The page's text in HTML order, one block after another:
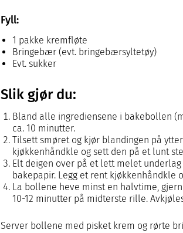
Fyll:
1 pakke kremfløte
Bringebær (evt. bringebærsyltetøy)
Evt. sukker
Slik gjør du:
Bland alle ingrediensene i bakebollen
ca. 10 minutter.
Tilsett smøret og kjør blandingen på
kjøkkenhåndkle og sett den på et lunt
Elt deigen over på et lett melet
bakepapir. Legg et rent kjøkkenhåndkle
La bollene heve minst en halvtime,
10-12 minutter på midterste rille.
Server bollene med pisket krem og rørte